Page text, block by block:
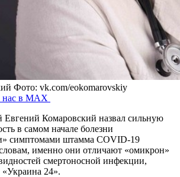
Фото: vk.com/eokomarovskiy
нас в MAX
Евгений Комаровский назвал сильную
в самом начале болезни
симптомами штамма COVID-19
именно они отличают «омикрон»
смертоносной инфекции,
«Украина 24».